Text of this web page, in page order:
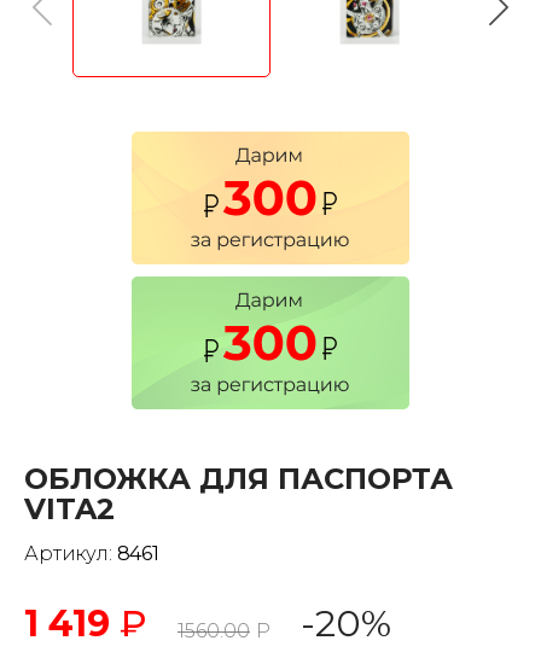
ОБЛОЖКА ДЛЯ ПАСПОРТА
VITA2
Артикул: 8461
1 419 ₽ 1560.00 Р -20%